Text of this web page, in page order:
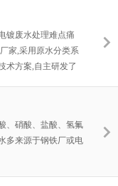
镀废水处理难点痛
家,采用原水分类系
术方案,自主研发了
、硝酸、盐酸、氢氟
多来源于钢铁厂或电